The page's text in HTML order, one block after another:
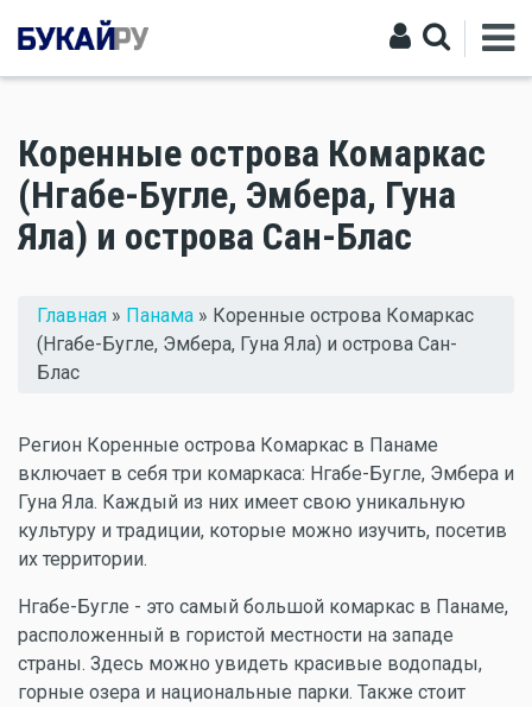
Коренные острова Комаркас
(Нгабе-Бугле, Эмбера, Гуна
Яла) и острова Сан-Блас
Вы здесь
Главная » Панама » Коренные острова Комаркас
(Нгабе-Бугле, Эмбера, Гуна Яла) и острова Сан-
Блас
Регион Коренные острова Комаркас в Панаме
включает в себя три комаркаса: Нгабе-Бугле, Эмбера и
Гуна Яла. Каждый из них имеет свою уникальную
культуру и традиции, которые можно изучить, посетив
их территории.
Нгабе-Бугле - это самый большой комаркас в Панаме,
расположенный в гористой местности на западе
страны. Здесь можно увидеть красивые водопады,
горные озера и национальные парки. Также стоит